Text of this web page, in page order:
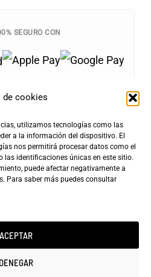
de cookies
utilizamos tecnologías como las
a la información del dispositivo. El
nos permitirá procesar datos como el
identificaciones únicas en este sitio.
puede afectar negativamente a
Para saber más puedes consultar
ACEPTAR
DENEGAR
SEGURO CON
Rápida
24-72h
Envíos Gratis
+100€
minicarfilms.com